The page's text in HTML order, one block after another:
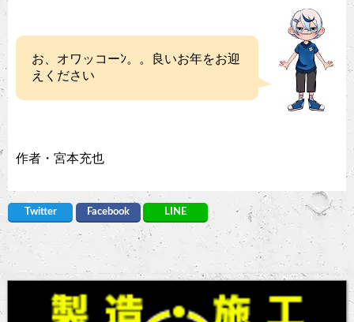
お、オワッコーﾝ。。良いお年をお迎
えください
作者・宮本充也
Twitter Facebook LINE